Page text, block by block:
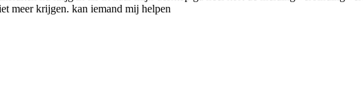
meer krijgen. kan iemand mij helpen